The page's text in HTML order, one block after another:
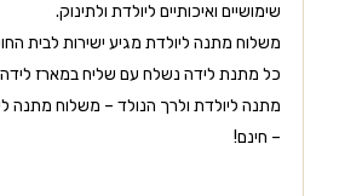
שימושיים ואיכותיים ליולדת ולתינוק.
משלוח מתנה ליולדת מגיע ישירות לבית
כל מתנת לידה נשלח עם שליח במארז
מתנה ליולדת ולרך הנולד – משלוח מתנה
– חינם!